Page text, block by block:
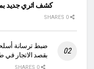
كشف اثري جديد
ضبط ترسانة
بقصد الاتجار في